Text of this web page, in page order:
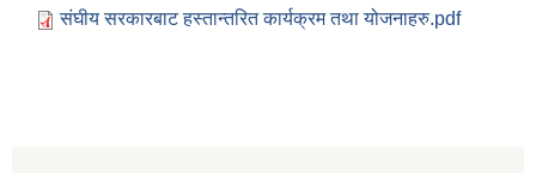
संघीय सरकारबाट हस्तान्तरित कार्यक्रम तथा योजनाहरु.pdf